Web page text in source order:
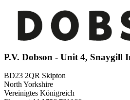
P.V. Dobson - Unit 4, Snaygill
BD23 2QR Skipton
North Yorkshire
Vereinigtes Königreich